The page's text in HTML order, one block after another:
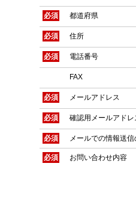
必須 都道府県
必須 住所
必須 電話番号
FAX
必須 メールアドレス
必須 確認用メールアドレ
必須 メールでの情報送
必須 お問い合わせ内容